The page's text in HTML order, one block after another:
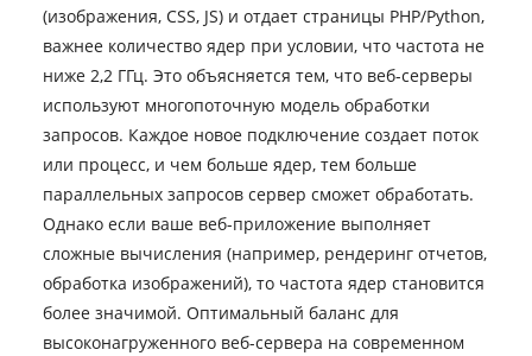
(изображения, CSS, JS) и отдает страницы PHP/Python,
важнее количество ядер при условии, что частота не
ниже 2,2 ГГц. Это объясняется тем, что веб-серверы
используют многопоточную модель обработки
запросов. Каждое новое подключение создает поток
или процесс, и чем больше ядер, тем больше
параллельных запросов сервер сможет обработать.
Однако если ваше веб-приложение выполняет
сложные вычисления (например, рендеринг отчетов,
обработка изображений), то частота ядер становится
более значимой. Оптимальный баланс для
высоконагруженного веб-сервера на современном